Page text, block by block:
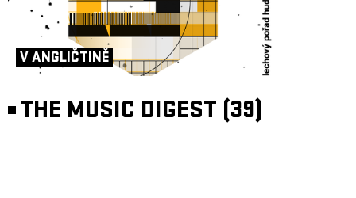
V ANGLIČTINĚ
THE MUSIC DIGEST (39)